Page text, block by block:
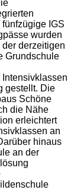
IGS
wurden
derzeitigen
Grundschule
gestellt. Die
Schöne
die Nähe
erleichtert
an
hinaus
an der